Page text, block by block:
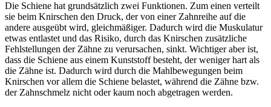
Die Schiene hat grundsätzlich zwei Funktionen. Zum einen verteilt
sie beim Knirschen den Druck, der von einer Zahnreihe auf die
andere ausgeübt wird, gleichmäßiger. Dadurch wird die Muskulatur
etwas entlastet und das Risiko, durch das Knirschen zusätzliche
Fehlstellungen der Zähne zu verursachen, sinkt. Wichtiger aber ist,
dass die Schiene aus einem Kunststoff besteht, der weniger hart als
die Zähne ist. Dadurch wird durch die Mahlbewegungen beim
Knirschen vor allem die Schiene belastet, während die Zähne bzw.
der Zahnschmelz nicht oder kaum noch abgetragen werden.